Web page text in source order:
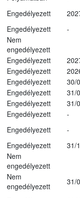
Engedélyezett
Engedélyezett
-
Nem
engedélyezett
Engedélyezett
Engedélyezett
Engedélyezett
30/
Engedélyezett
31/
Engedélyezett
31/
Engedélyezett
-
Engedélyezett
-
Engedélyezett
31/
Nem
engedélyezett
Nem
engedélyezett
31/